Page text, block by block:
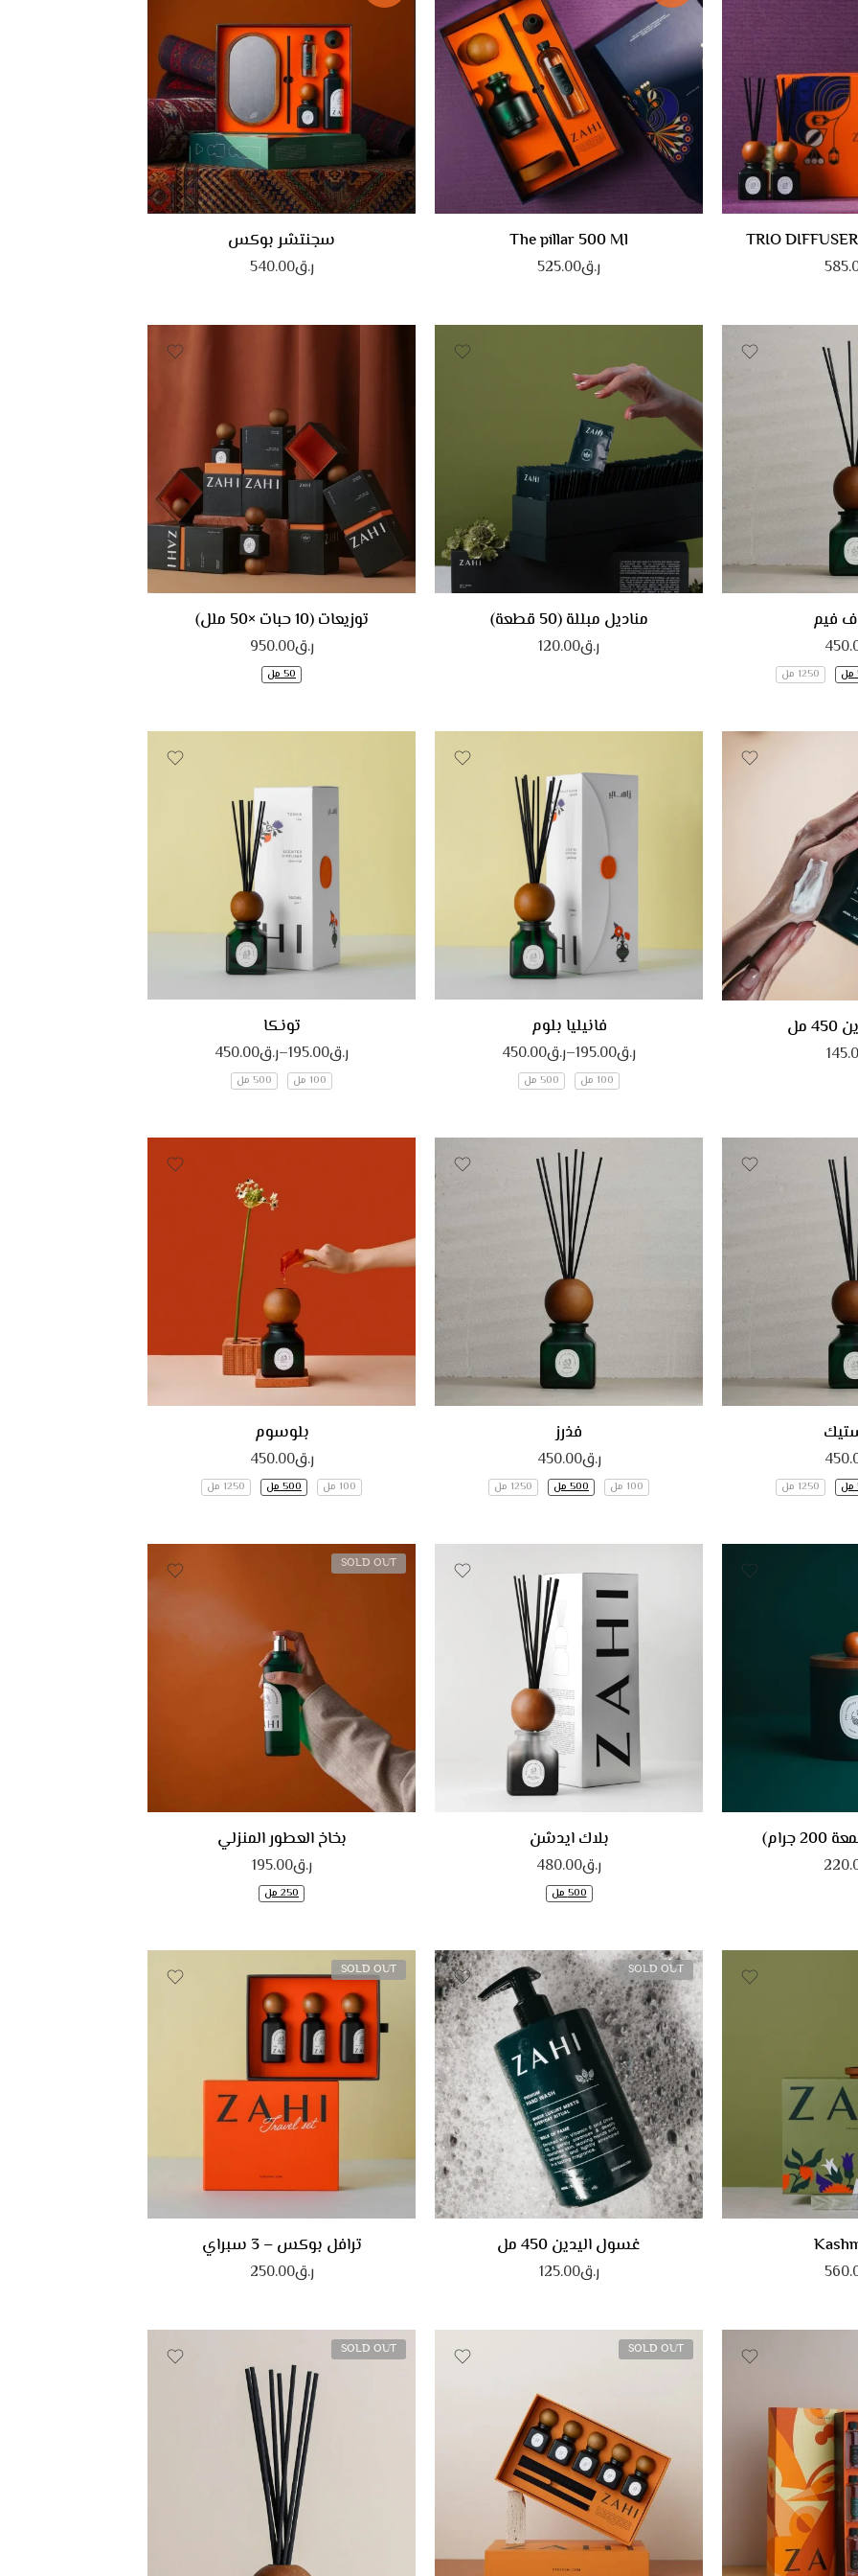
TRIO
The pillar 500 Ml
ر.ق525.00
سجنتشر بوكس
ر.ق540.00
فيم
1250 مل
مناديل مبللة (50 قطعة)
ر.ق120.00
توزيعات (10 حبات ×50 ملل)
ر.ق950.00
50 مل
مل فانيليا بلوم
ر.ق195.00
–ر.ق450.00
100 مل 500 مل
تونكا
ر.ق195.00
–ر.ق450.00
100 مل 500 مل
1250 مل
فذرز
ر.ق450.00
100 مل 500 مل 1250 مل
بلوسوم
ر.ق450.00
100 مل 500 مل 1250 مل
بلاك ايدشن
ر.ق480.00
500 مل
SOLD OUT
بخاخ العطور المنزلي
ر.ق195.00
250 مل
ذا مستك
واك أوف فيم
بلوسوم
SOLD OUT
غسول اليدين 450 مل
ر.ق125.00
واك أوف فيم
Cashmeer
بلوسوم
SOLD OUT
ترافل بوكس – 3 سبراي
ر.ق250.00
SOLD OUT
SOLD OUT